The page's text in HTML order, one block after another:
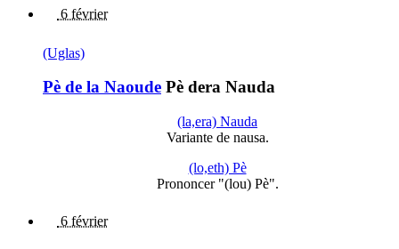
6 février
(Uglas)
Pè de la Naoude Pè dera Nauda
(la,era) Nauda
Variante de nausa.
(lo,eth) Pè
Prononcer "(lou) Pè".
6 février